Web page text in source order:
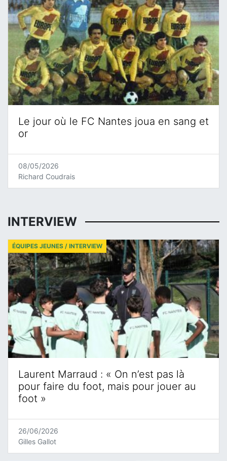
Le jour où le FC Nantes joua en sang et
or
08/05/2026
Richard Coudrais
INTERVIEW
Laurent Marraud : « On n’est pas là
pour faire du foot, mais pour jouer au
foot »
ÉQUIPES JEUNES / INTERVIEW
26/06/2026
Gilles Gallot